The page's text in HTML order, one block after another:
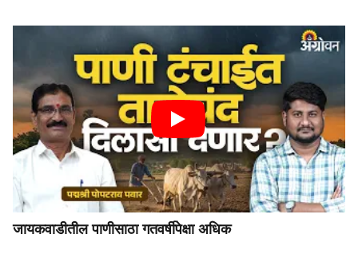
जायकवाडीतील पाणीसाठा गतवर्षीपेक्षा अधिक